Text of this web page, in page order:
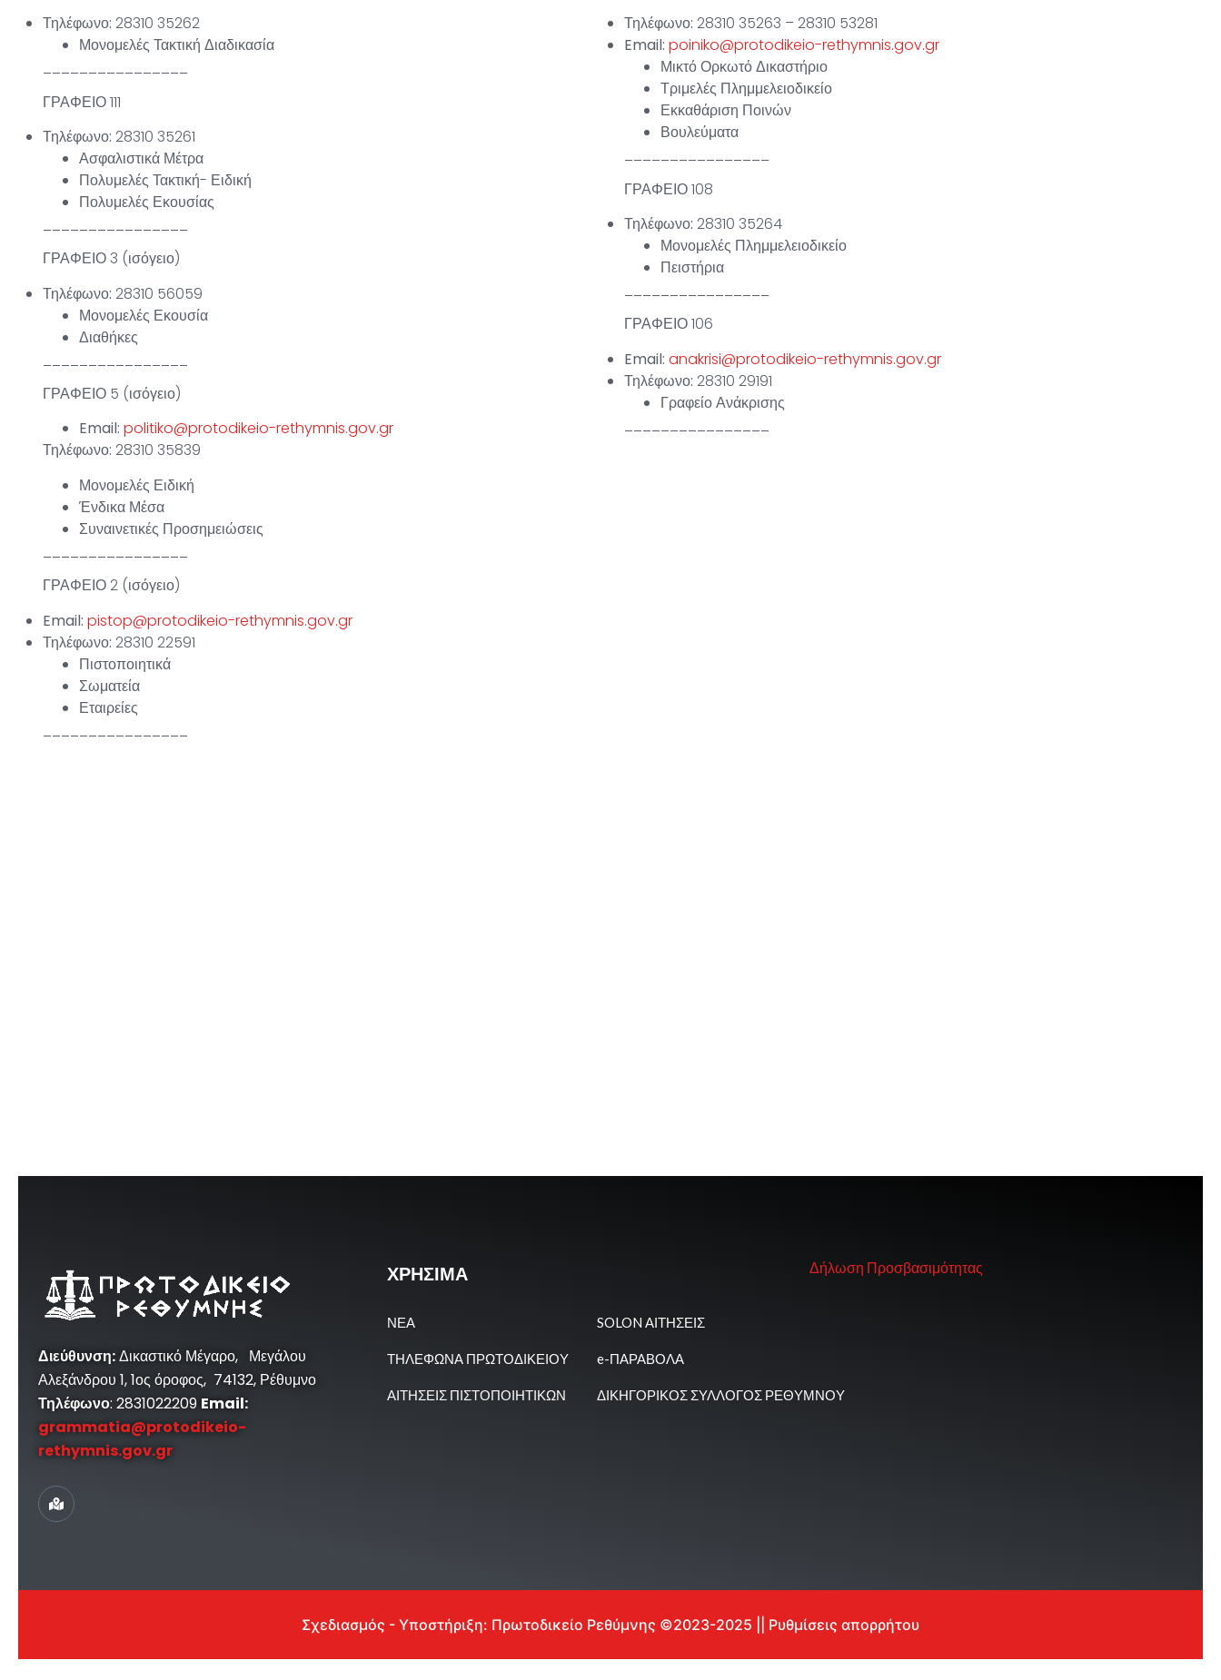
Τηλέφωνο: 28310 35262
Μονομελές Τακτική Διαδικασία
ΓΡΑΦΕΙΟ 111
Τηλέφωνο: 28310 35261
Ασφαλιστικά Μέτρα
Πολυμελές Τακτική- Ειδική
Πολυμελές Εκουσίας
ΓΡΑΦΕΙΟ 3 (ισόγειο)
Τηλέφωνο: 28310 56059
Μονομελές Εκουσία
Διαθήκες
ΓΡΑΦΕΙΟ 5 (ισόγειο)
Email: politiko@protodikeio-rethymnis.gov.gr
Τηλέφωνο: 28310 35839
Μονομελές Ειδική
Ένδικα Μέσα
Συναινετικές Προσημειώσεις
ΓΡΑΦΕΙΟ 2 (ισόγειο)
Email: pistop@protodikeio-rethymnis.gov.gr
Τηλέφωνο: 28310 22591
Πιστοποιητικά
Σωματεία
Εταιρείες
Τηλέφωνο: 28310 35263 – 28310 53281
Email: poiniko@protodikeio-rethymnis.gov.gr
Μικτό Ορκωτό Δικαστήριο
Τριμελές Πλημμελειοδικείο
Εκκαθάριση Ποινών
Βουλεύματα
ΓΡΑΦΕΙΟ 108
Τηλέφωνο: 28310 35264
Μονομελές Πλημμελειοδικείο
Πειστήρια
ΓΡΑΦΕΙΟ 106
Email: anakrisi@protodikeio-rethymnis.gov.gr
Τηλέφωνο: 28310 29191
Γραφείο Ανάκρισης
Διεύθυνση:Δικαστικό Μέγαρο, Μεγάλου
Αλεξάνδρου 1, 1ος όροφος, 74132, Ρέθυμνο
Τηλέφωνο: 2831022209 Email:
grammatia@protodikeio-
rethymnis.gov.gr
ΧΡΗΣΙΜΑ
ΝΕΑ
ΤΗΛΕΦΩΝΑ ΠΡΩΤΟΔΙΚΕΙΟΥ
ΑΙΤΗΣΕΙΣ ΠΙΣΤΟΠΟΙΗΤΙΚΩΝ
SOLON ΑΙΤΗΣΕΙΣ
e-ΠΑΡΑΒΟΛΑ
ΔΙΚΗΓΟΡΙΚΟΣ ΣΥΛΛΟΓΟΣ ΡΕΘΥΜΝΟΥ
Δήλωση Προσβασιμότητας
Σχεδιασμός - Υποστήριξη: Πρωτοδικείο Ρεθύμνης ©2023-2025 || Ρυθμίσεις απορρήτου